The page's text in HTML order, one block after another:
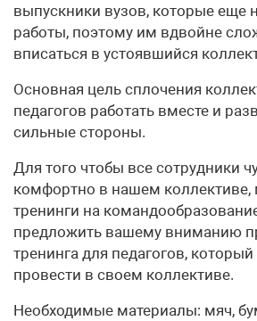
выпускники вузов, которые еще
работы, поэтому им вдвойне
вписаться в устоявшийся
Основная цель сплочения
педагогов работать вместе и
сильные стороны.
Для того чтобы все сотрудники
комфортно в нашем
тренинги на
предложить вашему вниманию
тренинга для педагогов,
провести в своем коллективе.
Необходимые материалы: мяч,